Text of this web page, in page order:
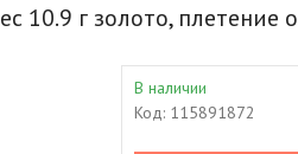
10.9 г золото, плетение
В наличии
Код: 115891872